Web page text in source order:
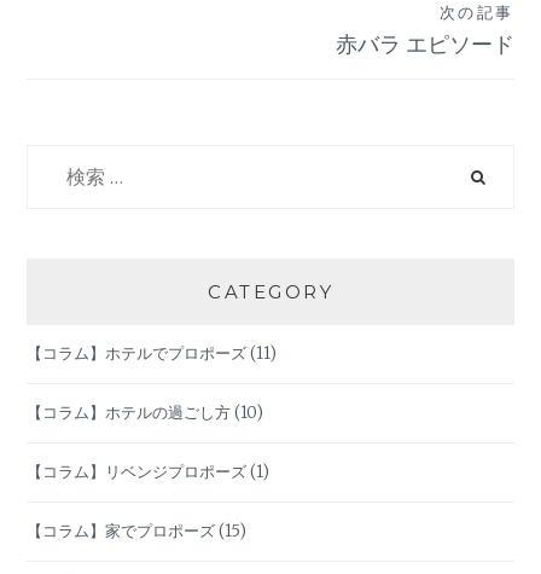
ン
次の記事
赤バラ エピソード
CATEGORY
【コラム】ホテルでプロポーズ(11)
【コラム】ホテルの過ごし方(10)
【コラム】リベンジプロポーズ(1)
【コラム】家でプロポーズ(15)